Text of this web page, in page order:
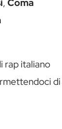
, Coma
rap italiano
di